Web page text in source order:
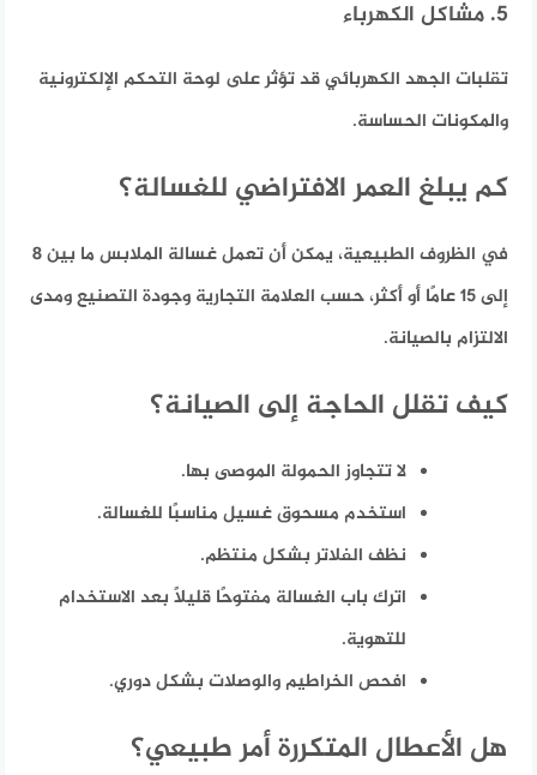
5. مشاكل الكهرباء
تقلبات الجهد الكهربائي قد تؤثر على لوحة التحكم الإلكترونية
والمكونات الحساسة.
كم يبلغ العمر الافتراضي للغسالة؟
في الظروف الطبيعية، يمكن أن تعمل غسالة الملابس ما بين 8
إلى 15 عامًا أو أكثر، حسب العلامة التجارية وجودة التصنيع ومدى
الالتزام بالصيانة.
كيف تقلل الحاجة إلى الصيانة؟
لا تتجاوز الحمولة الموصى بها.
استخدم مسحوق غسيل مناسبًا للغسالة.
نظف الفلاتر بشكل منتظم.
اترك باب الغسالة مفتوحًا قليلًا بعد الاستخدام
للتهوية.
افحص الخراطيم والوصلات بشكل دوري.
هل الأعطال المتكررة أمر طبيعي؟